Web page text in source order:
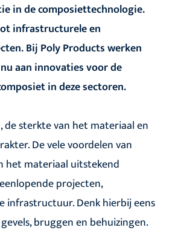
in de composiettechnologie.
infrastructurele en
Bij Poly Products werken
aan innovaties voor de
in deze sectoren.
de sterkte van het materiaal en
De vele voordelen van
het materiaal uitstekend
projecten,
infrastructuur. Denk hierbij eens
bruggen en behuizingen.